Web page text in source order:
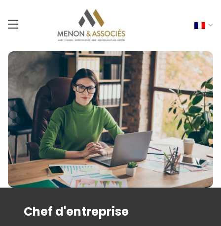
Chef d'entreprise